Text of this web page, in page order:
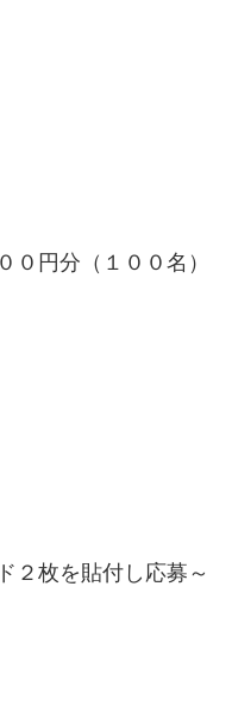
０円分（１００名）
２枚を貼付し応募～